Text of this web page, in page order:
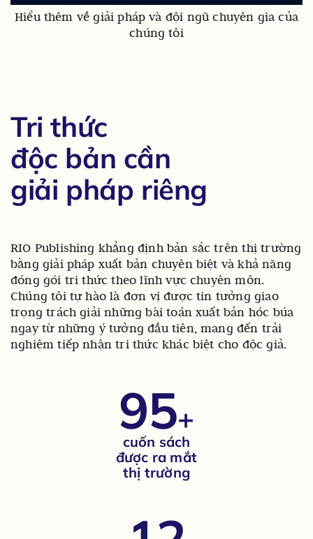
Hiểu thêm về giải pháp và đội ngũ chuyên gia của
chúng tôi
Tri thức
độc bản cần
giải pháp riêng
RIO Publishing khẳng định bản sắc trên thị trường
bằng giải pháp xuất bản chuyên biệt và khả năng
đóng gói tri thức theo lĩnh vực chuyên môn.
Chúng tôi tự hào là đơn vị được tin tưởng giao
trọng trách giải những bài toán xuất bản hóc búa
ngay từ những ý tưởng đầu tiên, mang đến trải
nghiệm tiếp nhận tri thức khác biệt cho độc giả.
95+
cuốn sách
được ra mắt
thị trường